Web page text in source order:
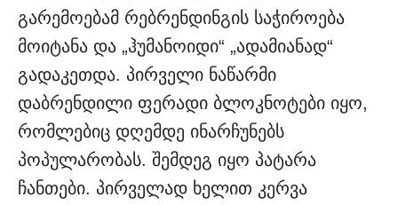
გარემოებამ რებრენდინგის საჭიროება
მოიტანა და „ჰუმანოიდი“ „ადამიანად“
გადაკეთდა. პირველი ნაწარმი
დაბრენდილი ფერადი ბლოკნოტები იყო,
რომლებიც დღემდე ინარჩუნებს
პოპულარობას. შემდეგ იყო პატარა
ჩანთები. პირველად ხელით კერვა